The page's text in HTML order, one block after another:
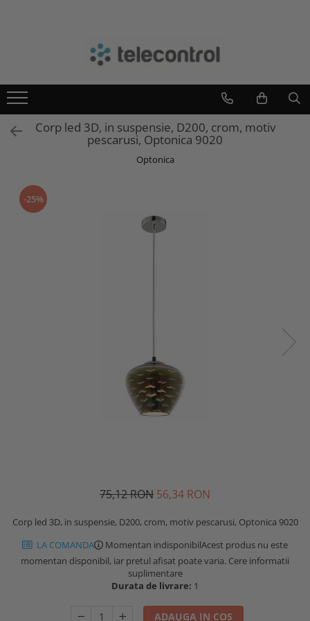
Teletask
IntelightCorp led 3D, in suspensie, D200, crom, motiv
pescarusi, Optonica 9020
Optonica
-25%
75,12 RON 56,34 RON
Corp led 3D, in suspensie, D200, crom, motiv pescarusi, Optonica 9020
LA COMANDA
Momentan indisponibilAcest produs nu este
momentan disponibil, iar pretul afisat poate varia. Cere informatii
suplimentare
Durata de livrare: 1
ADAUGA IN COS